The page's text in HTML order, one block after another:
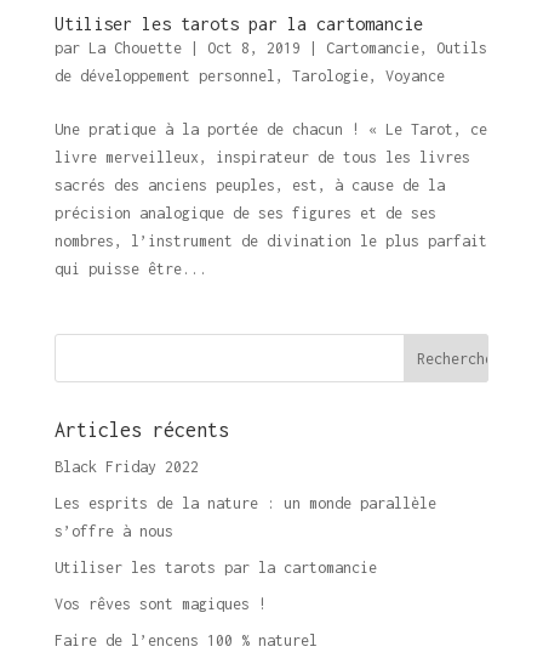
Utiliser les tarots par la cartomancie
par La Chouette| Oct 8, 2019 Cartomancie, Outils
de développement personnel , Tarologie, Voyance
Une pratique à la portée de chacun ! « Le Tarot, ce
livre merveilleux, inspirateur de tous les livres
sacrés des anciens peuples, est, à cause de la
précision analogique de ses figures et de ses
nombres, l’instrument de divination le plus parfait
qui puisse être...
Articles récents
Black Friday 2022
Les esprits de la nature : un monde parallèle
s’offre à nous
Utiliser les tarots par la cartomancie
Vos rêves sont magiques !
Faire de l’encens 100 % naturel